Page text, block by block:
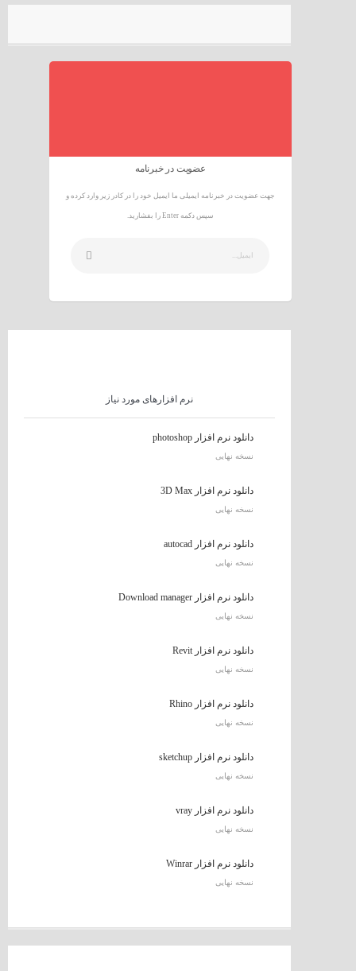
عضویت در خبرنامه
جهت عضویت در خبرنامه ایمیلی ما ایمیل خود را در کادر زیر وارد کرده و
سپس دکمه Enter را بفشارید.
نرم افزارهای مورد نیاز
دانلود نرم افزار photoshop
نسخه نهایی
دانلود نرم افزار 3D Max
نسخه نهایی
دانلود نرم افزار autocad
نسخه نهایی
دانلود نرم افزار Download manager
نسخه نهایی
دانلود نرم افزار Revit
نسخه نهایی
دانلود نرم افزار Rhino
نسخه نهایی
دانلود نرم افزار sketchup
نسخه نهایی
دانلود نرم افزار vray
نسخه نهایی
دانلود نرم افزار Winrar
نسخه نهایی